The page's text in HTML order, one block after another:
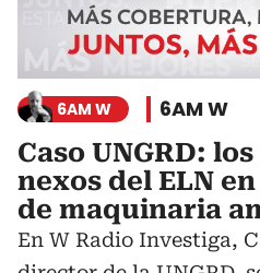
6AM W 6AM W
Caso UNGRD:
nexos del ELN
de maquinaria
En W Radio Investiga,